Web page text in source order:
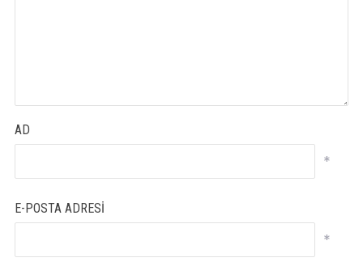
AD
*
E-POSTA ADRESI
*